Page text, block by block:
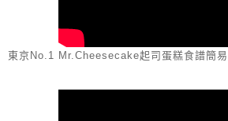
東京No.1 Mr.Cheesecake起司蛋糕食譜簡